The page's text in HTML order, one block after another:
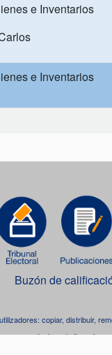
e Inventarios
e Inventarios
Buzón de
copiar, distribuir,
Incluso, la licencia